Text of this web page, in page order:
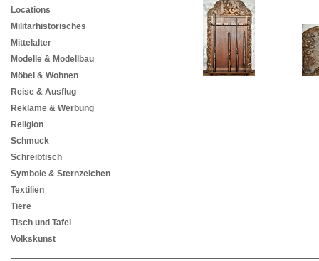
Locations
Militärhistorisches
Mittelalter
Modelle & Modellbau
Möbel & Wohnen
Reise & Ausflug
Reklame & Werbung
Religion
Schmuck
Schreibtisch
Symbole & Sternzeichen
Textilien
Tiere
Tisch und Tafel
Volkskunst